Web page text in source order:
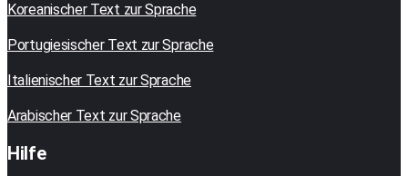
Koreanischer Text zur Sprache
Portugiesischer Text zur Sprache
Italienischer Text zur Sprache
Arabischer Text zur Sprache
Hilfe